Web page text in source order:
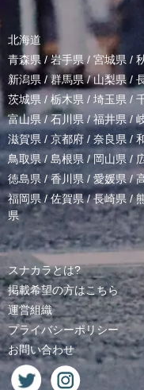
北海道
青森県 / 岩手県/ 宮城県 /
新潟県 /群馬県/山梨県 /
茨城県 / 栃木県 / 埼玉県 /
富山県 /石川県/福井県/
滋賀県 / 京都府 / 奈良県 /
鳥取県/ 島根県 /岡山県/
徳島県 /香川県 / 愛媛県/
福岡県/佐賀県/長崎県 /
県
スナカラとは?
掲載希望の方はこちら
運営組織
プライバシーポリシー
お問い合わせ